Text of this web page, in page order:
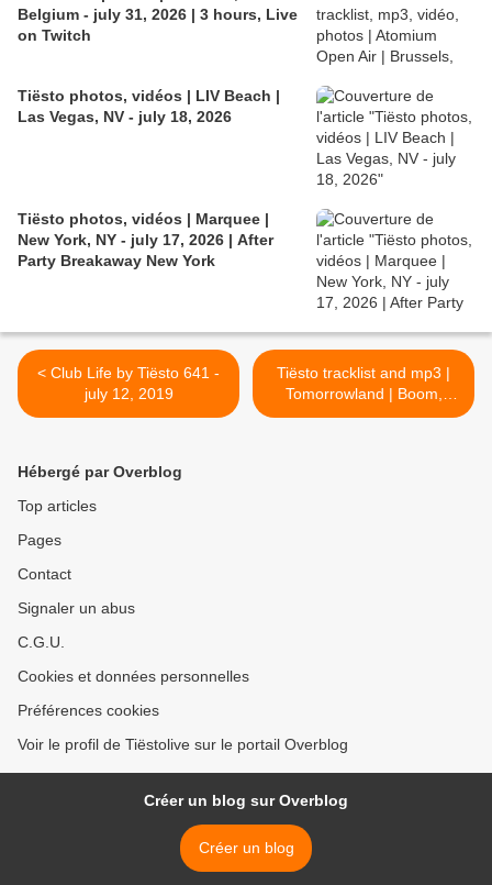
Belgium - july 31, 2026 | 3 hours, Live
on Twitch
Tiësto photos, vidéos | LIV Beach |
Las Vegas, NV - july 18, 2026
Tiësto photos, vidéos | Marquee |
New York, NY - july 17, 2026 | After
Party Breakaway New York
< Club Life by Tiësto 641 -
july 12, 2019
Tiësto tracklist and mp3 |
Tomorrowland | Boom,
Belgium - July 19, 2019 >
Hébergé par Overblog
Top articles
Pages
Contact
Signaler un abus
C.G.U.
Cookies et données personnelles
Préférences cookies
Voir le profil de Tiëstolive sur le portail Overblog
Créer un blog sur Overblog
Créer un blog